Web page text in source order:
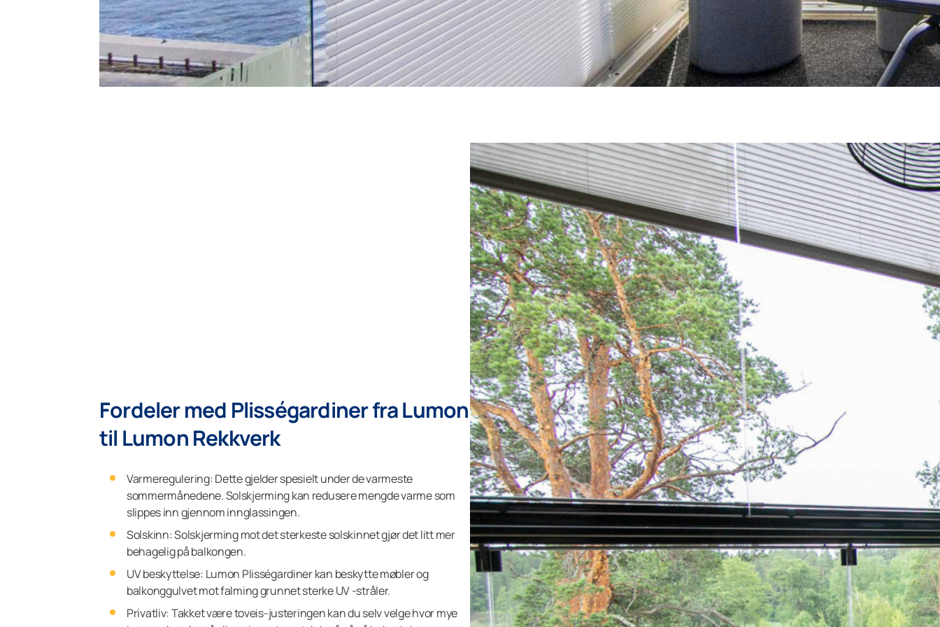
Fordeler med Plisségardiner fra Lumon
til Lumon Rekkverk
Varmeregulering: Dette gjelder spesielt under de varmeste
sommermånedene. Solskjerming kan redusere mengde varme som
slippes inn gjennom innglassingen.
Solskinn: Solskjerming mot det sterkeste solskinnet gjør det litt mer
behagelig på balkongen.
UV beskyttelse: Lumon Plisségardiner kan beskytte møbler og
balkonggulvet mot falming grunnet sterke UV -stråler.
Privatliv: Takket være toveis-justeringen kan du selv velge hvor mye